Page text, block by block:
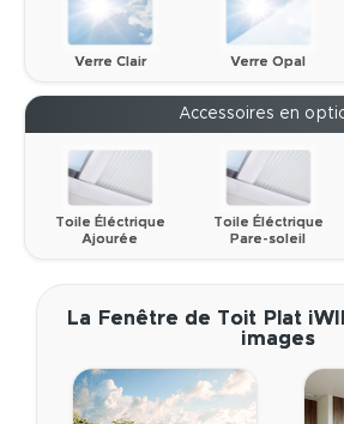
Verre Clair Verre Opal
Accessoires en
Toile Éléctrique
Ajourée
Toile Éléctrique
Pare-soleil
La Fenêtre de Toit Plat
images